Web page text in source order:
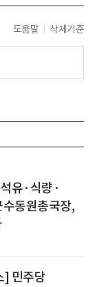
도움말 삭제기준
유·식량·
동원총국장,
] 민주당